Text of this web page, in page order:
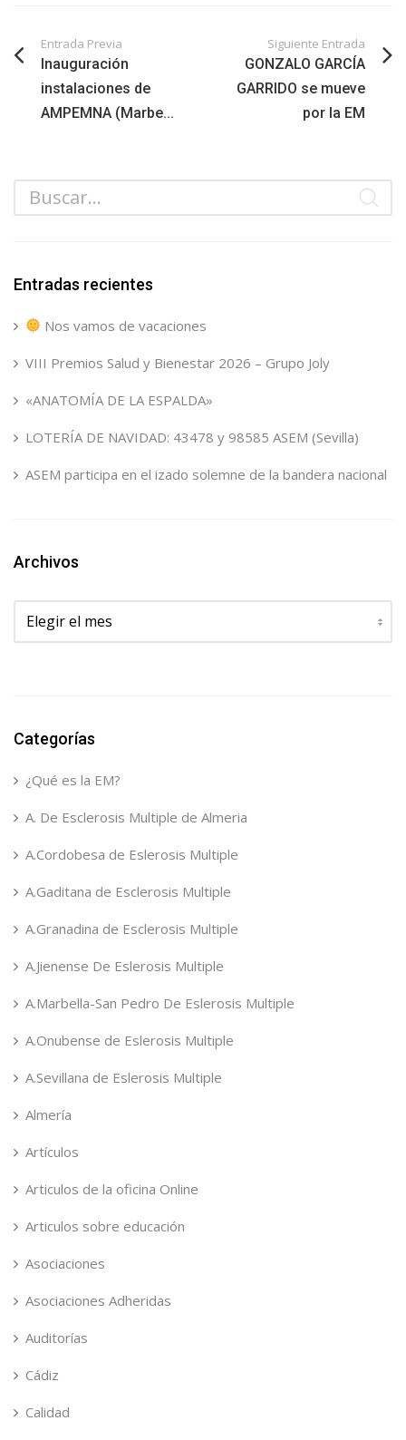
Entrada Previa
Inauguración
instalaciones de
AMPEMNA (Marbe...
Siguiente Entrada
GONZALO GARCÍA
GARRIDO se mueve
por la EM
Entradas recientes
Nos vamos de vacaciones
VIII Premios Salud y Bienestar 2026 – Grupo Joly
«ANATOMÍA DE LA ESPALDA»
LOTERÍA DE NAVIDAD: 43478 y 98585 ASEM (Sevilla)
ASEM participa en el izado solemne de la bandera nacional
Archivos
Archivos
Categorías
¿Qué es la EM?
A. De Esclerosis Multiple de Almeria
A.Cordobesa de Eslerosis Multiple
A.Gaditana de Esclerosis Multiple
A.Granadina de Esclerosis Multiple
A.Jienense De Eslerosis Multiple
A.Marbella-San Pedro De Eslerosis Multiple
A.Onubense de Eslerosis Multiple
A.Sevillana de Eslerosis Multiple
Almería
Artículos
Articulos de la oficina Online
Articulos sobre educación
Asociaciones
Asociaciones Adheridas
Auditorías
Cádiz
Calidad